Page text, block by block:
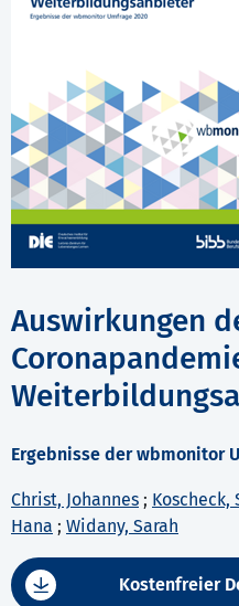
Auswirkungen
Ergebnisse der wbmonitor
Christ, Johannes ; Koscheck,
Hana ; Widany, Sarah
Kostenfreier